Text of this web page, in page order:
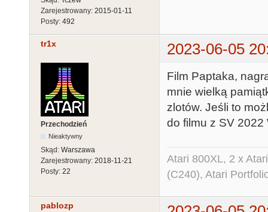
Zarejestrowany: 2015-01-11
Posty: 492
tr1x 2023-06-05
Przechodzień
Nieaktywny
Skąd: Warszawa
Zarejestrowany: 2018-11-21
Posty: 22
Film Paptaka,
mnie wielką
zlotów. Jeśli to
do filmu z SV 2022
Atari 800XL, 2 x
(C240), Atari
pablozp